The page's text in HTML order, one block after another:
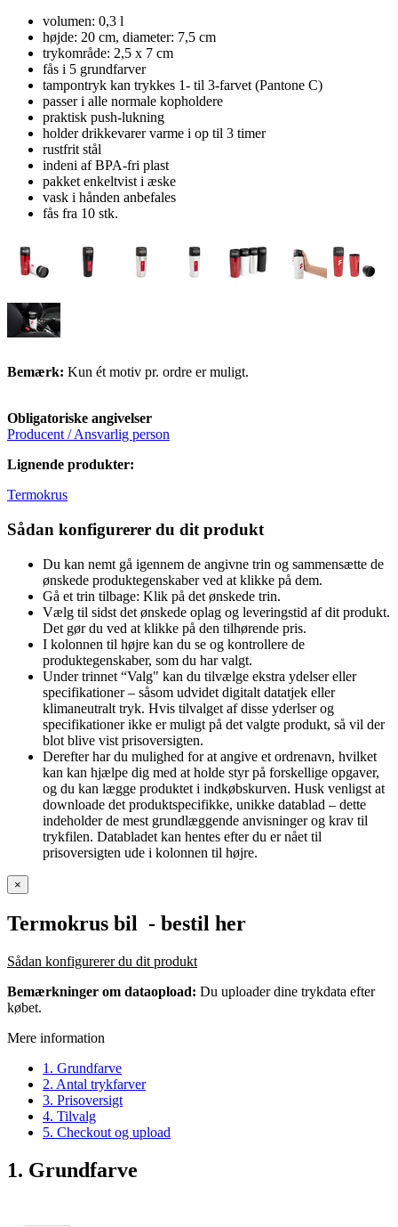
volumen: 0,3 l
højde: 20 cm, diameter: 7,5 cm
trykområde: 2,5 x 7 cm
fås i 5 grundfarver
tampontryk kan trykkes 1- til 3-farvet (Pantone C)
passer i alle normale kopholdere
praktisk push-lukning
holder drikkevarer varme i op til 3 timer
rustfrit stål
indeni af BPA-fri plast
pakket enkeltvist i æske
vask i hånden anbefales
fås fra 10 stk.
Bemærk: Kun ét motiv pr. ordre er muligt.
Obligatoriske angivelser
Producent / Ansvarlig person
Lignende produkter:
Termokrus
Sådan konfigurerer du dit produkt
Du kan nemt gå igennem de angivne trin og sammensætte de
ønskede produktegenskaber ved at klikke på dem.
Gå et trin tilbage: Klik på det ønskede trin.
Vælg til sidst det ønskede oplag og leveringstid af dit produkt.
Det gør du ved at klikke på den tilhørende pris.
I kolonnen til højre kan du se og kontrollere de
produktegenskaber, som du har valgt.
Under trinnet “Valg" kan du tilvælge ekstra ydelser eller
specifikationer – såsom udvidet digitalt datatjek eller
klimaneutralt tryk. Hvis tilvalget af disse yderlser og
specifikationer ikke er muligt på det valgte produkt, så vil der
blot blive vist prisoversigten.
Derefter har du mulighed for at angive et ordrenavn, hvilket
kan kan hjælpe dig med at holde styr på forskellige opgaver,
og du kan lægge produktet i indkøbskurven. Husk venligst at
downloade det produktspecifikke, unikke datablad – dette
indeholder de mest grundlæggende anvisninger og krav til
trykfilen. Databladet kan hentes efter du er nået til
prisoversigten ude i kolonnen til højre.
×
Termokrus bil - bestil her
Sådan konfigurerer du dit produkt
Bemærkninger om dataopload: Du uploader dine trykdata efter
købet.
Mere information
1. Grundfarve
2. Antal trykfarver
3. Prisoversigt
4. Tilvalg
5. Checkout og upload
1. Grundfarve